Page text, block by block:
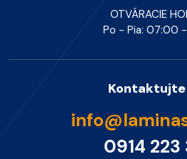
OTVÁRACIE
Po - Pia: 07:00 -
Kontaktujte
0914 223